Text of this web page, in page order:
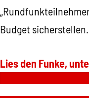
Budget
Lies den Funke,